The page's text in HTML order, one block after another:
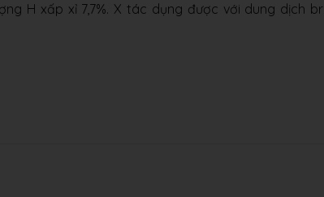
H xấp xỉ 7,7%. X tác dụng được với dung dịch